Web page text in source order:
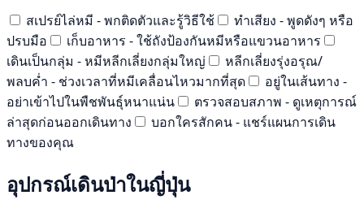
สเปรย์ไล่หมี - พกติดตัวและรู้วิธีใช้
ทำเสียง - พูดดังๆ หรือ
ปรบมือ
เก็บอาหาร - ใช้ถังป้องกันหมีหรือแขวนอาหาร
เดินเป็นกลุ่ม - หมีหลีกเลี่ยงกลุ่มใหญ่
หลีกเลี่ยงรุ่งอรุณ/
พลบค่ำ - ช่วงเวลาที่หมีเคลื่อนไหวมากที่สุด
อยู่ในเส้นทาง -
อย่าเข้าไปในพืชพันธุ์หนาแน่น
ตรวจสอบสภาพ - ดูเหตุการณ์
ล่าสุดก่อนออกเดินทาง
บอกใครสักคน - แชร์แผนการเดิน
ทางของคุณ
อุปกรณ์เดินป่าในญี่ปุ่น